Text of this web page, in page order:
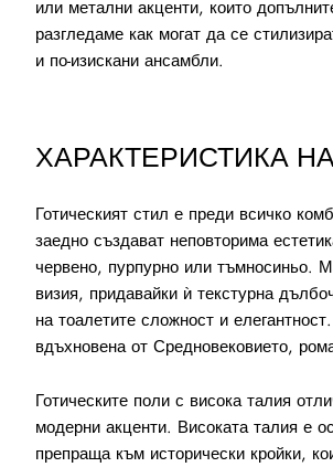
или метални акценти, които
разгледаме как могат да се
и по-изискани ансамбли.
ХАРАКТЕРИСТИКА
Готическият стил е преди всичко
заедно създават неповторима
червено, пурпурно или тъмносиньо.
визия, придавайки ѝ текстурна
на тоалетите сложност и
вдъхновена от Средновековието,
Готическите поли с висока талия
модерни акценти. Високата талия е
препраща към исторически кройки,